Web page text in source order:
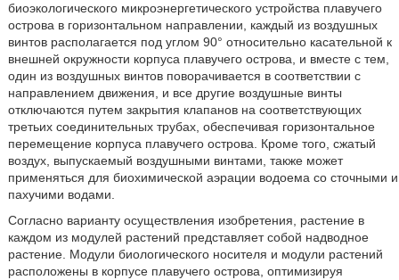
биоэкологического микроэнергетического устройства плавучего
острова в горизонтальном направлении, каждый из воздушных
винтов располагается под углом 90° относительно касательной к
внешней окружности корпуса плавучего острова, и вместе с тем,
один из воздушных винтов поворачивается в соответствии с
направлением движения, и все другие воздушные винты
отключаются путем закрытия клапанов на соответствующих
третьих соединительных трубах, обеспечивая горизонтальное
перемещение корпуса плавучего острова. Кроме того, сжатый
воздух, выпускаемый воздушными винтами, также может
применяться для биохимической аэрации водоема со сточными и
пахучими водами.
Согласно варианту осуществления изобретения, растение в
каждом из модулей растений представляет собой надводное
растение. Модули биологического носителя и модули растений
расположены в корпусе плавучего острова, оптимизируя